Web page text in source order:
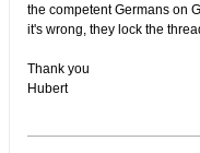
the competent Germans on
it's wrong, they lock the
Thank you
Hubert